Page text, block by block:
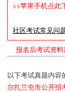
>>苹果手机点此
社区考试常见问
报名后考试资料
以下考试真题内容
尔扎兰屯市公开招